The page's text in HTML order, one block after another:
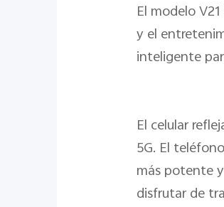
El modelo
y el
inteligente
El celular
5G. El
más potente
disfrutar de